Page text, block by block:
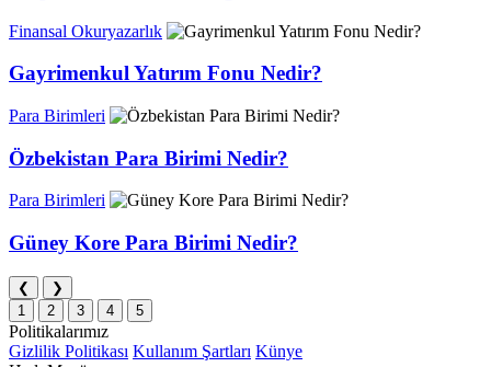
Finansal Okuryazarlık
Gayrimenkul Yatırım Fonu Nedir?
Para Birimleri
Özbekistan Para Birimi Nedir?
Para Birimleri
Güney Kore Para Birimi Nedir?
❮
❯
1
2 3 4 5
Politikalarımız
Gizlilik Politikası Kullanım Şartları Künye